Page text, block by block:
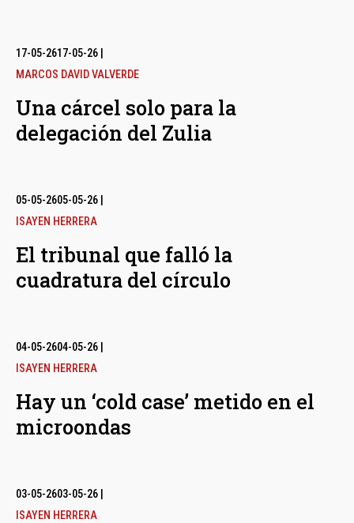
17-05-2617-05-26
MARCOS DAVID VALVERDE
Una cárcel solo para la
delegación del Zulia
05-05-2605-05-26
ISAYEN HERRERA
El tribunal que falló la
cuadratura del círculo
04-05-2604-05-26
ISAYEN HERRERA
Hay un ‘cold case’ metido en el
microondas
03-05-2603-05-26
ISAYEN HERRERA